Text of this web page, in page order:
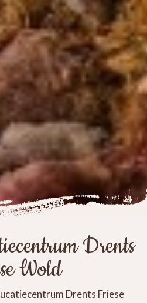
Drents
Wold
Drents Friese